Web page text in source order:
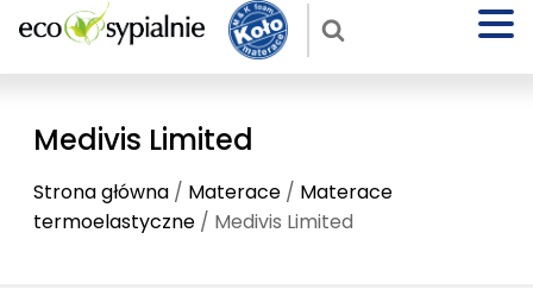
Medivis Limited
Strona główna / Materace / Materace
termoelastyczne / Medivis Limited